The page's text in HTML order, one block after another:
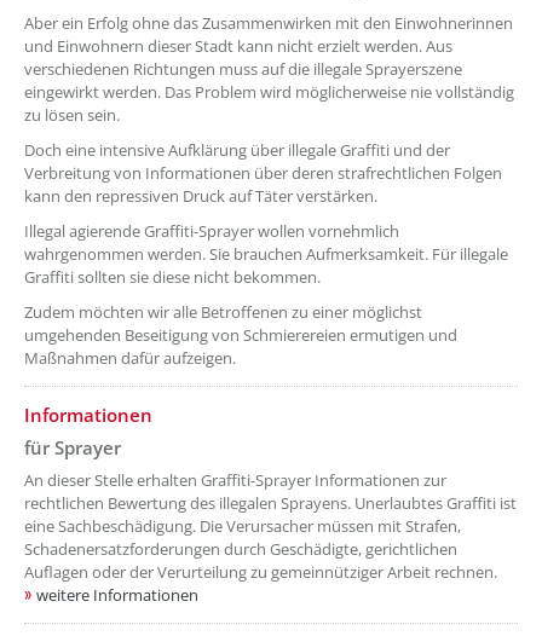
Aber ein Erfolg ohne das Zusammenwirken mit den Einwohnerinnen
und Einwohnern dieser Stadt kann nicht erzielt werden. Aus
verschiedenen Richtungen muss auf die illegale Sprayerszene
eingewirkt werden. Das Problem wird möglicherweise nie vollständig
zu lösen sein.
Doch eine intensive Aufklärung über illegale Graffiti und der
Verbreitung von Informationen über deren strafrechtlichen Folgen
kann den repressiven Druck auf Täter verstärken.
Illegal agierende Graffiti-Sprayer wollen vornehmlich
wahrgenommen werden. Sie brauchen Aufmerksamkeit. Für illegale
Graffiti sollten sie diese nicht bekommen.
Zudem möchten wir alle Betroffenen zu einer möglichst
umgehenden Beseitigung von Schmierereien ermutigen und
Maßnahmen dafür aufzeigen.
Informationen
für Sprayer
An dieser Stelle erhalten Graffiti-Sprayer Informationen zur
rechtlichen Bewertung des illegalen Sprayens. Unerlaubtes Graffiti ist
eine Sachbeschädigung. Die Verursacher müssen mit Strafen,
Schadenersatzforderungen durch Geschädigte, gerichtlichen
Auflagen oder der Verurteilung zu gemeinnütziger Arbeit rechnen.
weitere Informationen